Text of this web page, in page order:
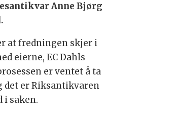
Anne Bjørg
at fredningen skjer i
eierne, EC Dahls
er ventet å ta
det er Riksantikvaren
i saken.